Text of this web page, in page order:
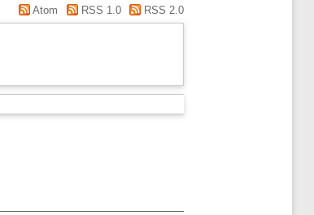
Atom RSS 1.0 RSS 2.0